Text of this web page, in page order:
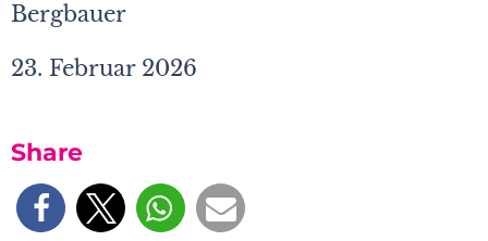
Bergbauer
23. Februar 2026
Share